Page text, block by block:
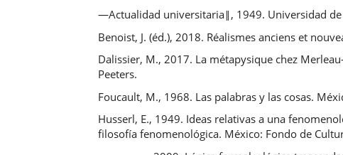
―Actualidad universitaria‖, 1949. Universidad de
Benoist, J. (éd.), 2018. Réalismes anciens et
Dalissier, M., 2017. La métapysique chez
Peeters.
Foucault, M., 1968. Las palabras y las cosas.
Husserl, E., 1949. Ideas relativas a una
filosofía fenomenológica. México: Fondo de